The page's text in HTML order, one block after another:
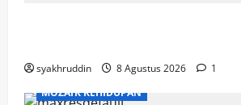
syakhruddin 8 Agustus 2026
1
MOZAIK KEHIDUPAN